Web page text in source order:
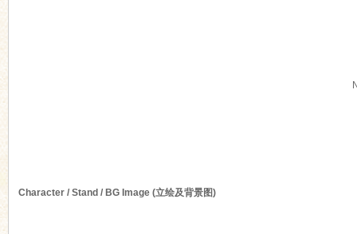
Character / Stand / BG Image (立绘及背景图)